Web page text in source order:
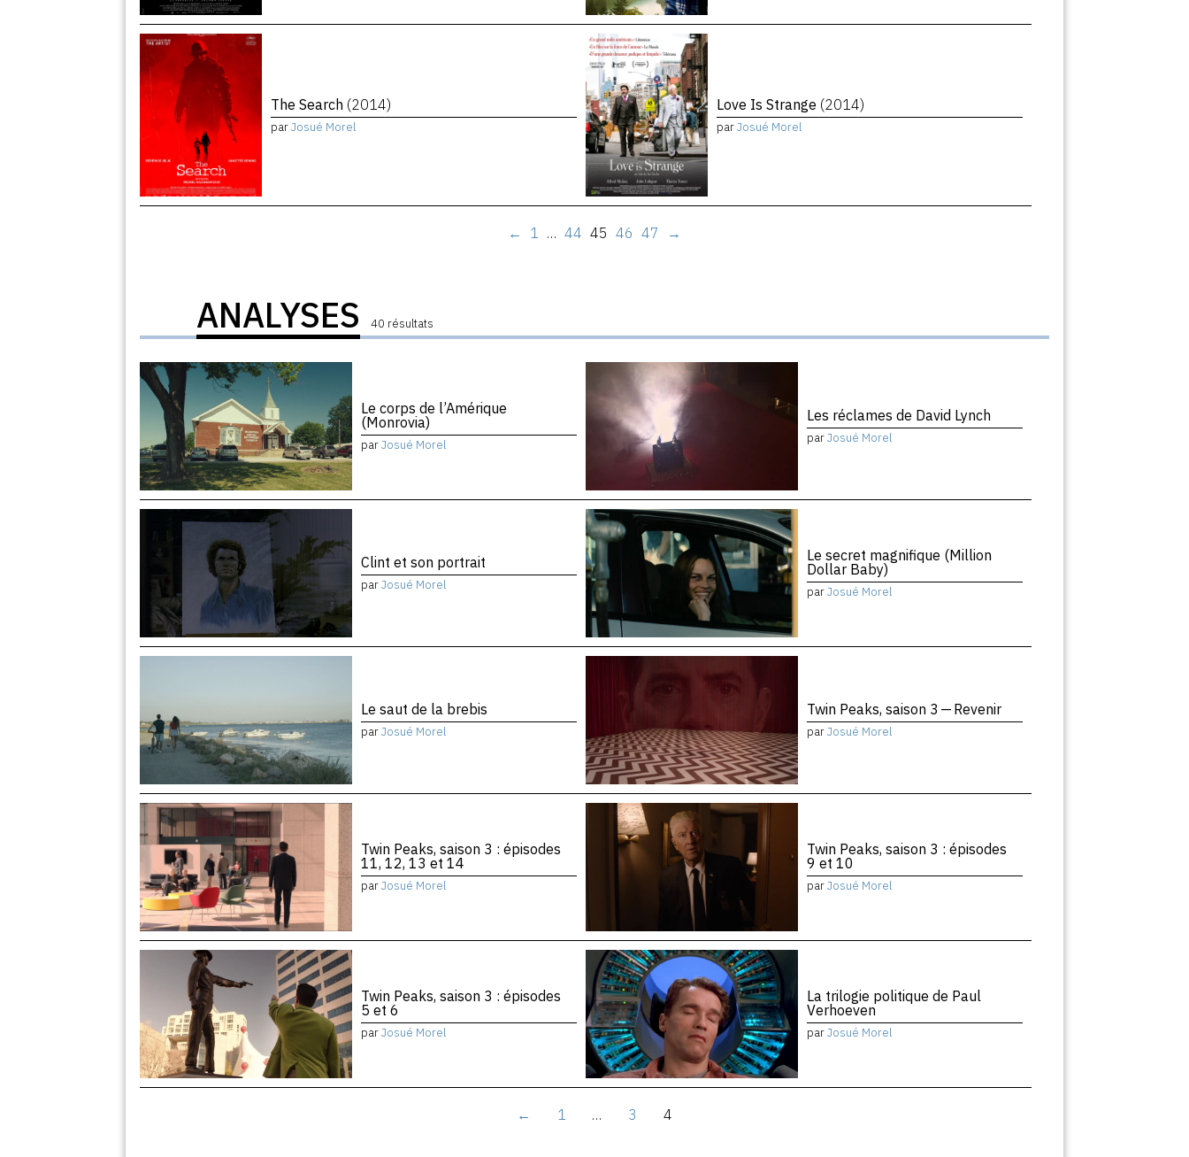
The Search (2014)
parJosué Morel
Love Is Strange (2014)
parJosué Morel
← 1 … 44 45 46 47 →
ANALYSES 40 résultats
Le corps de l’Amérique
(Monrovia)
parJosué Morel
Les réclames de David Lynch
parJosué Morel
Clint et son portrait
parJosué Morel
Le secret magnifique (Million
Dollar Baby)
parJosué Morel
Le saut de la brebis
parJosué Morel
Twin Peaks, saison 3 — Revenir
parJosué Morel
Twin Peaks, saison 3 : épisodes
11, 12, 13 et 14
parJosué Morel
Twin Peaks, saison 3 : épisodes
9 et 10
parJosué Morel
Twin Peaks, saison 3 : épisodes
5 et 6
parJosué Morel
La trilogie politique de Paul
Verhoeven
parJosué Morel
← 1 … 3 4